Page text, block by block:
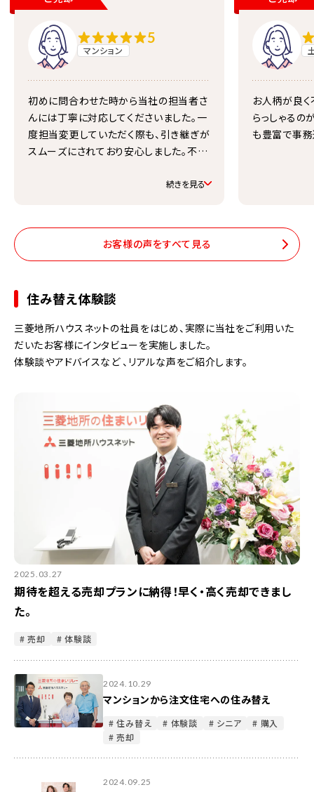
5
マンション
初めに問合わせた時から当社の担当者さ
んには丁寧に対応してくださいました。一
度担当変更していただく際も、引き継ぎが
スムーズにされており安心しました。不動
却活動の進め方やお金の話などわからな
く、より分かりやすい解説にして下さった
てはとてもありがたかったです。内覧の際
について、初めから理解してくださってい
たので、アピールしたい点についてもスム
ーズに共有できました。自分たちが大切に
じように、あるいは私たち以上に良い点を
把握してくださっていることが純粋に嬉し
かったです。 逆にこの部屋のウィークポ
イントについても把握した上で、カバーす
る説明をしてくださっていましたので、心
強かったです。ポータルサイトへの掲載も、
コメントを変更したり、私たちが好きな夕
陽の写真をそのまま使ってくださったり、
載せるだけでなく生きたページにしてく
ださっていたのがありがたかったです。三
菱地所経由のお客様でも別会社のお客様
でも変わりなく内覧対応してくださってい
ところに誠実さを感じました。 メールで
丁寧に返答いただき、一度も不安になる
ことなく進めることができました。ご異動
により、改めて担当変更していただきまし
たが、皆さんそれぞれに良さがあり、「変わ
ってよかった」「変わらないで欲しかった」
などと思うことは一切なく、安心してお任
続きを見る
お人柄が良
らっしゃるの
も豊富で事
お客様の声をすべて見る
住み替え体験談
三菱地所ハウスネットの社員をはじめ、実際に当社をご利用いた
だいたお客様にインタビューを実施しました。
体験談やアドバイスなど 、リアルな声をご紹介します。
2025.03.27
期待を超える売却プランに納得！早く・高く売却できまし
た。
# 売却 # 体験談
2024.10.29
マンションから注文住宅への住み替え
# 住み替え # 体験談 # シニア
# 購入
# 売却
2024.09.25